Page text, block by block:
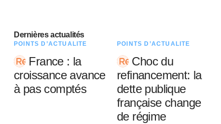
Dernières actualités
POINTS D’ACTUALITÉ
France : la
croissance avance
à pas comptés
POINTS D’ACTUALITÉ
Choc du
refinancement: la
dette publique
française change
de régime